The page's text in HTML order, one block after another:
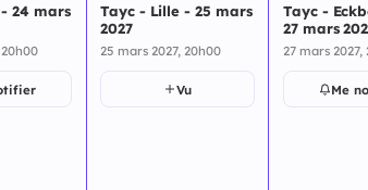
24 mars
Tayc - Lille - 25 mars
2027
25 mars 2027, 20h00
Vu
Tayc -
27 mars
27 mars 2027,
Me